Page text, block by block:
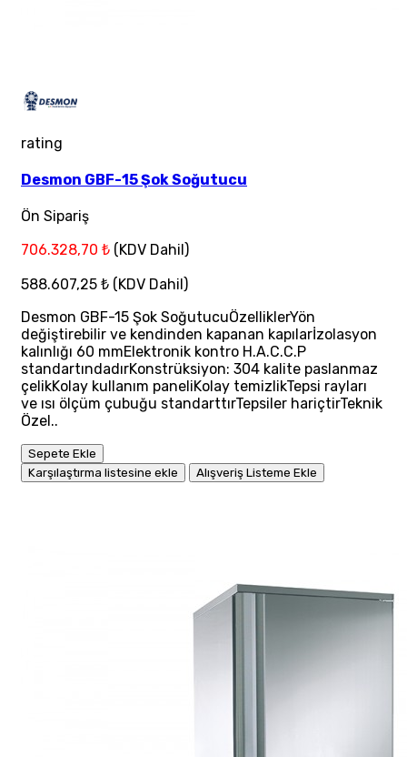
rating
Desmon GBF-15 Şok Soğutucu
Ön Sipariş
706.328,70 ₺ (KDV Dahil)
588.607,25 ₺ (KDV Dahil)
Desmon GBF-15 Şok SoğutucuÖzelliklerYön
değiştirebilir ve kendinden kapanan kapılarİzolasyon
kalınlığı 60 mmElektronik kontro H.A.C.C.P
standartındadırKonstrüksiyon: 304 kalite paslanmaz
çelikKolay kullanım paneliKolay temizlikTepsi rayları
ve ısı ölçüm çubuğu standarttırTepsiler hariçtirTeknik
Özel..
Sepete Ekle
Karşılaştırma listesine ekle
Alışveriş Listeme Ekle